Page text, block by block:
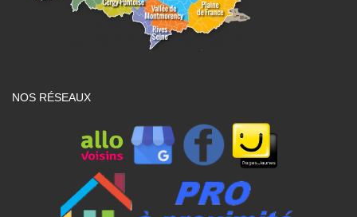
NOS RÉSEAUX